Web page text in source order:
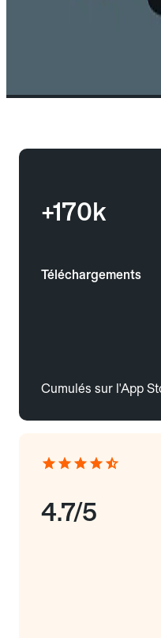
+170k
Téléchargements
Cumulés sur l'App
4.7/5